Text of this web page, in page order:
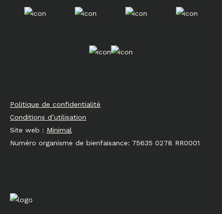
Politique de confidentialité
Conditions d’utilisation
Site web : Minimal
Numéro organisme de bienfaisance: 75635 0278 RR0001